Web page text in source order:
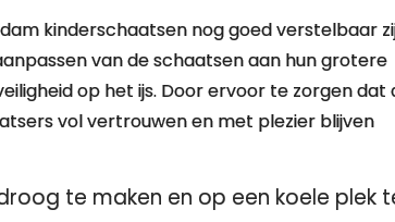
kinderschaatsen nog goed verstelbaar
van de schaatsen aan hun grotere
op het ijs. Door ervoor te zorgen dat
vol vertrouwen en met plezier blijven
te maken en op een koele plek